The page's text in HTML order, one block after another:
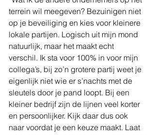
terrein wil meegeven? Bezuinigen niet
op je beveiliging en kies voor kleinere
lokale partijen. Logisch uit mijn mond
natuurlijk, maar het maakt echt
verschil. Ik sta voor 100% in voor mijn
collega’s, bij zo’n grotere partij weet je
eigenlijk niet wie er s’nachts met de
sleutels door je pand loopt. Bij een
kleiner bedrijf zijn de lijnen veel korter
en persoonlijker. Kijk daar dus ook
naar voordat je een keuze maakt. Laat